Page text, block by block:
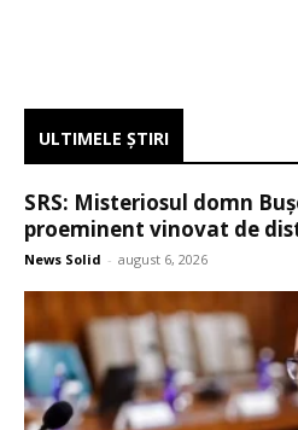
ULTIMELE ŞTIRI
SRS: Misteriosul domn
proeminent vinovat de
News Solid - august 6, 2026